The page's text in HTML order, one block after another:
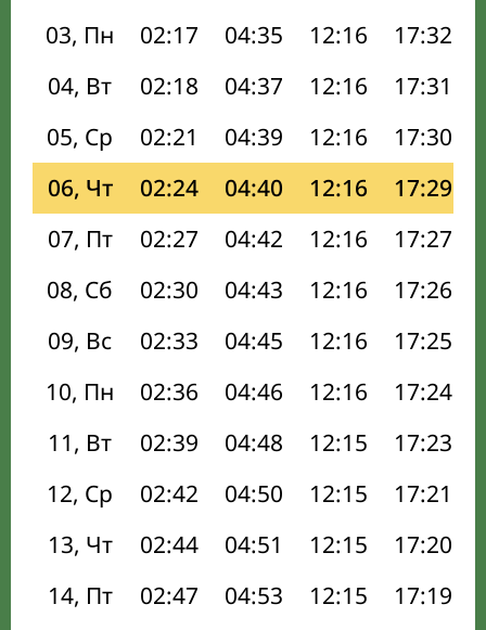
03, Пн
02:17 04:35 12:16 17:32
04, Вт
02:18 04:37 12:16 17:31
05, Ср
02:21 04:39 12:16 17:30
06, Чт
02:24 04:40 12:16 17:29
07, Пт
02:27 04:42 12:16 17:27
08, Сб
02:30 04:43 12:16 17:26
09, Вс
02:33 04:45 12:16 17:25
10, Пн
02:36 04:46 12:16 17:24
11, Вт
02:39 04:48 12:15 17:23
12, Ср
02:42 04:50 12:15 17:21
13, Чт
02:44 04:51 12:15 17:20
14, Пт
02:47 04:53 12:15 17:19